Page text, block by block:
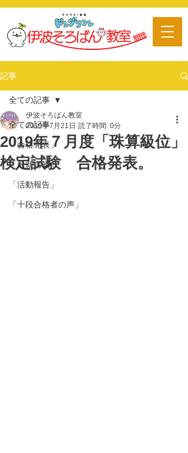
記事
全ての記事
「合格発表」
「最新情報」
「活動報告」
「十段合格者の声」
全ての記事
2019年７月度「珠算級位」
検定試験 合格発表。
伊波そろばん教室
2019年7月21日 読了時間: 0分